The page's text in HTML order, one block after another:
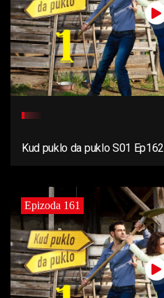
Kud puklo da puklo S01 Ep162
Epizoda 161